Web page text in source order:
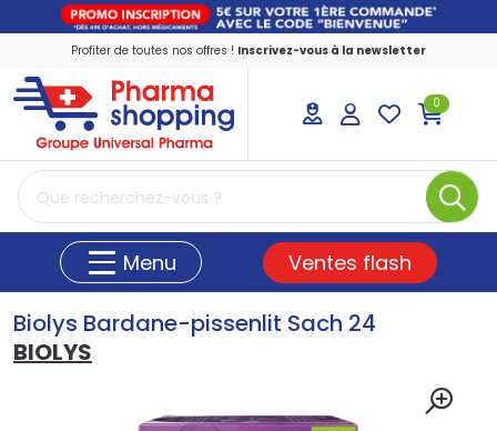
Profiter de toutes nos offres ! Inscrivez-vous à la newsletter
PharmaShopping Votre pharmacie en
0
Menu Ventes flash
Biolys Bardane-pissenlit Sach 24
BIOLYS